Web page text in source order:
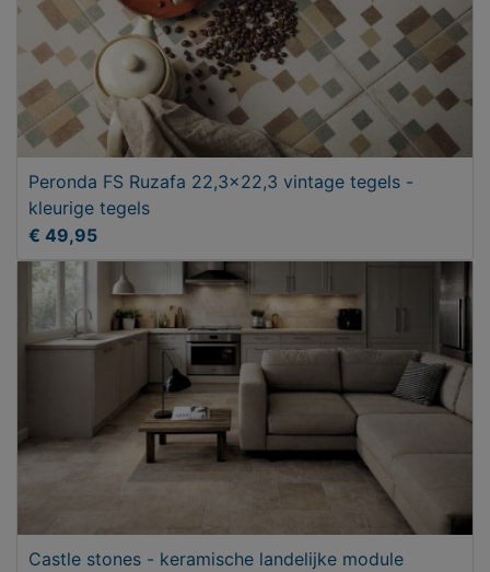
Peronda FS Ruzafa 22,3x22,3 vintage tegels -
kleurige tegels
€ 49,95
Castle stones - keramische landelijke module